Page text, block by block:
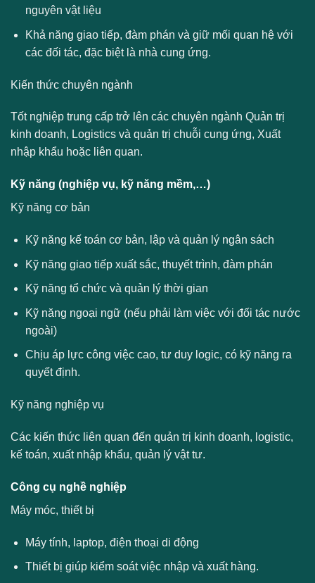
nguyên vật liệu
Khả năng giao tiếp, đàm phán và giữ mối quan hệ với
các đối tác, đặc biệt là nhà cung ứng.
Kiến thức chuyên ngành
Tốt nghiệp trung cấp trở lên các chuyên ngành Quản trị
kinh doanh, Logistics và quản trị chuỗi cung ứng, Xuất
nhập khẩu hoặc liên quan.
Kỹ năng (nghiệp vụ, kỹ năng mềm,…)
Kỹ năng cơ bản
Kỹ năng kế toán cơ bản, lập và quản lý ngân sách
Kỹ năng giao tiếp xuất sắc, thuyết trình, đàm phán
Kỹ năng tổ chức và quản lý thời gian
Kỹ năng ngoại ngữ (nếu phải làm việc với đối tác nước
ngoài)
Chịu áp lực công việc cao, tư duy logic, có kỹ năng ra
quyết định.
Kỹ năng nghiệp vụ
Các kiến thức liên quan đến quản trị kinh doanh, logistic,
kế toán, xuất nhập khẩu, quản lý vật tư.
Công cụ nghề nghiệp
Máy móc, thiết bị
Máy tính, laptop, điện thoại di động
Thiết bị giúp kiểm soát việc nhập và xuất hàng.